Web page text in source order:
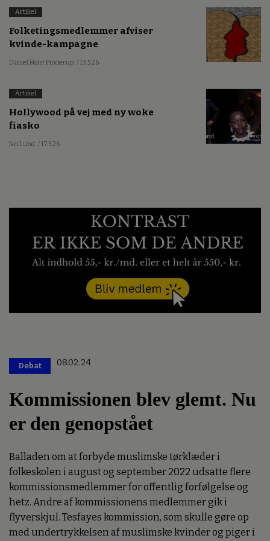
Artikel
Folketingsmedlemmer afviser
kvinde-kampagne
Daniel Holst Pinderup / 13.5.26
Artikel
Hollywood på vej med ny woke
fiasko
Jan Lund / 17.5.26
Debat 08.02.24
Kommissionen blev glemt. Nu
er den genopstået
Balladen om at forbyde muslimske tørklæder i
folkeskolen i august og september 2022 udsatte flere
kommissionsmedlemmer for offentlig forfølgelse og
hetz. Andre af kommissionens medlemmer gik i
flyverskjul. Tesfayes kommission, som skulle gøre op
med undertrykkelsen af muslimske kvinder og piger i